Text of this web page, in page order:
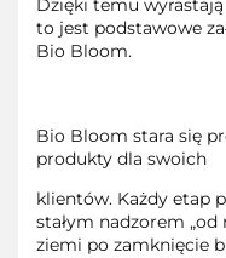
Dzięki temu
to jest podstawowe
Bio Bloom.
Bio Bloom stara się
produkty dla swoich
klientów. Każdy etap
stałym nadzorem
ziemi po zamknięcie